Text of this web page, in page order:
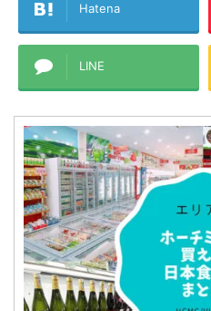
Hatena
LINE